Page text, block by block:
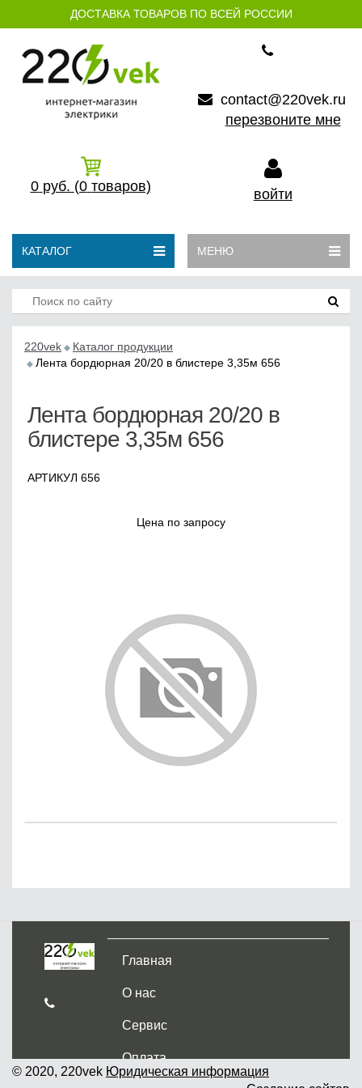
ДОСТАВКА ТОВАРОВ ПО ВСЕЙ РОССИИ
contact@220vek.ru
перезвоните мне
0 руб. (0 товаров) войти
КАТАЛОГ МЕНЮ
220vek
Каталог продукции
Лента бордюрная 20/20 в блистере 3,35м 656
Лента бордюрная 20/20 в
блистере 3,35м 656
АРТИКУЛ 656
Цена по запросу
Главная
О нас
Сервис
Оплата
© 2020, 220vek Юридическая информация